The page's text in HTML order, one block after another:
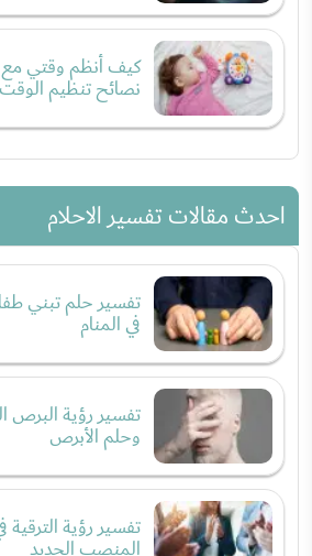
كيف أنظم وقتي
نصائح تنظيم
احدث مقالات تفسير الاحلام
تفسير حلم تبني
في المنام
تفسير رؤية البرص
وحلم الأبرص
تفسير رؤية الترقية
المنصب الجديد